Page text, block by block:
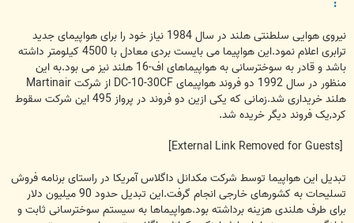
:
نیروی هوایی سلطنتی هلند در سال 1984 نیاز خود را برای هواپیمای جدید
ترابری اعلام نمود.این هواپیما می بایست بردی معادل با 4500 کیلومتر داشته
باشد و قادر به سوخترسانی به هواپیماهای اف-16 هلند نیز می بود.به این
منظور در سال 1992 دو فروند هواپیمای DC-10-30CF از شرکت Martinair
هلند خریداری شد.زمانی که یکی ازین دو فروند در پرواز 495 این شرکت سقوط
کرد,یک فروند دیگر خریده شد.
[External Link Removed for Guests]
تبدیل این هواپیما توسط شرکت مکدانل داگلاس آمریکا در راستای برنامه فروش
تسلیحات به کشورهای خارجی انجام گرفت.این تبدیل حدود 90 میلیون دلار
برای طرف هلندی هزینه برداشته بود.هواپیماها به سیستم سوخترسانی ثابت و